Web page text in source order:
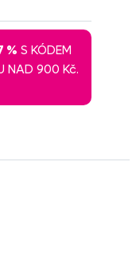
% S KÓDEM
NAD 900 Kč.